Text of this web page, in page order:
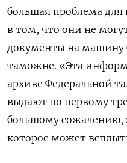
большая проблема для
в том, что они не
документы на машину
таможне. «Эта
архиве Федеральной
выдают по первому
большому сожалению,
которое может